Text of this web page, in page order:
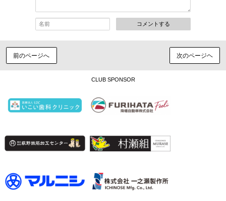
コメントする
前のページへ 次のページヘ
CLUB SPONSOR